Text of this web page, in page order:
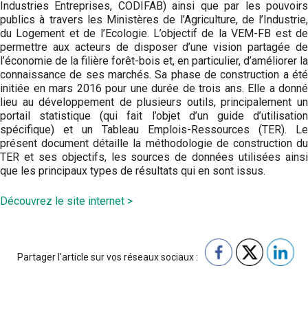
Industries Entreprises, CODIFAB) ainsi que par les pouvoirs
publics à travers les Ministères de l’Agriculture, de l’Industrie,
du Logement et de l’Ecologie. L’objectif de la VEM-FB est de
permettre aux acteurs de disposer d’une vision partagée de
l’économie de la filière forêt-bois et, en particulier, d’améliorer la
connaissance de ses marchés. Sa phase de construction a été
initiée en mars 2016 pour une durée de trois ans. Elle a donné
lieu au développement de plusieurs outils, principalement un
portail statistique (qui fait l’objet d’un guide d’utilisation
spécifique) et un Tableau Emplois-Ressources (TER). Le
présent document détaille la méthodologie de construction du
TER et ses objectifs, les sources de données utilisées ainsi
que les principaux types de résultats qui en sont issus.
Découvrez le site internet >
Partager l'article sur vos réseaux sociaux :